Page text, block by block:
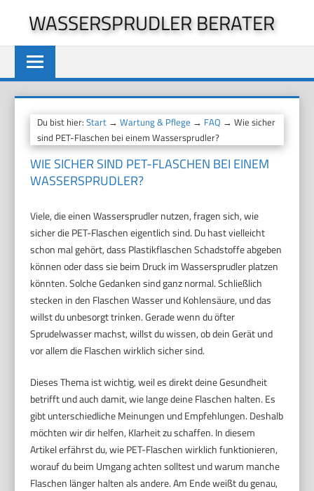
springen
WASSERSPRUDLER BERATER
Du bist hier:Start →Wartung & Pflege → FAQ → Wie sicher
sind PET-Flaschen bei einem Wassersprudler?
WIE SICHER SIND PET-FLASCHEN BEI EINEM
WASSERSPRUDLER?
Viele, die einen Wassersprudler nutzen, fragen sich, wie
sicher die PET-Flaschen eigentlich sind. Du hast vielleicht
schon mal gehört, dass Plastikflaschen Schadstoffe abgeben
können oder dass sie beim Druck im Wassersprudler platzen
könnten. Solche Gedanken sind ganz normal. Schließlich
stecken in den Flaschen Wasser und Kohlensäure, und das
willst du unbesorgt trinken. Gerade wenn du öfter
Sprudelwasser machst, willst du wissen, ob dein Gerät und
vor allem die Flaschen wirklich sicher sind.
Dieses Thema ist wichtig, weil es direkt deine Gesundheit
betrifft und auch damit, wie lange deine Flaschen halten. Es
gibt unterschiedliche Meinungen und Empfehlungen. Deshalb
möchten wir dir helfen, Klarheit zu schaffen. In diesem
Artikel erfährst du, wie PET-Flaschen wirklich funktionieren,
worauf du beim Umgang achten solltest und warum manche
Flaschen länger halten als andere. Am Ende weißt du genau,